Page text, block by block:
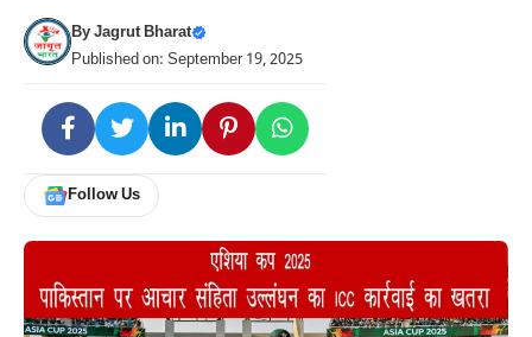
ByJagrut Bharat
Published on: September 19, 2025
Follow Us